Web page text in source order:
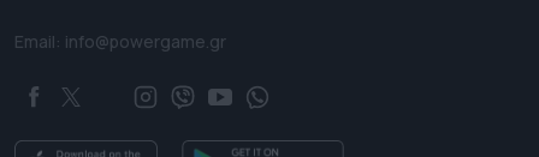
Email: info@powergame.gr